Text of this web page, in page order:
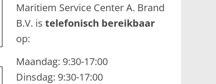
Maritiem Service Center A. Brand
B.V. is telefonisch bereikbaar
op:
Maandag: 9:30-17:00
Dinsdag: 9:30-17:00